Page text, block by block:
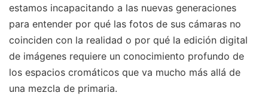
estamos incapacitando a las nuevas generaciones
para entender por qué las fotos de sus cámaras no
coinciden con la realidad o por qué la edición digital
de imágenes requiere un conocimiento profundo de
los espacios cromáticos que va mucho más allá de
una mezcla de primaria.